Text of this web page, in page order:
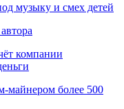
музыку и смех детей
компании
майнером более 500